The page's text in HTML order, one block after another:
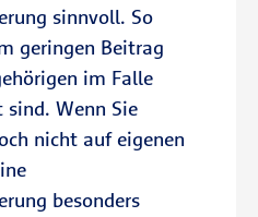
sinnvoll. So
geringen Beitrag
im Falle
sind. Wenn Sie
nicht auf eigenen
besonders